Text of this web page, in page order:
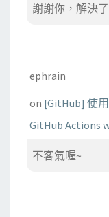
謝謝你，解決
ephrain
on [GitHub] 使
GitHub Actions
不客氣喔~